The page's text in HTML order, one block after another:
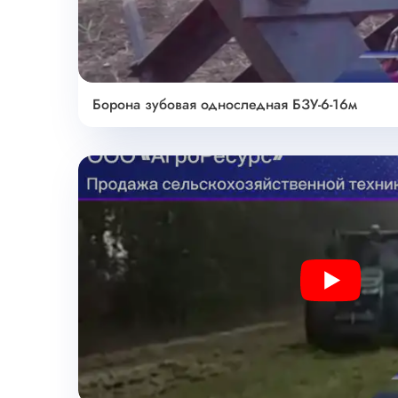
Борона зубовая односледная БЗУ-6-16м
Play